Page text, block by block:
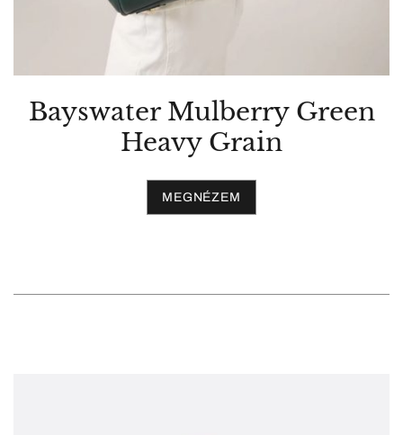
Bayswater Mulberry Green
Heavy Grain
MEGNÉZEM